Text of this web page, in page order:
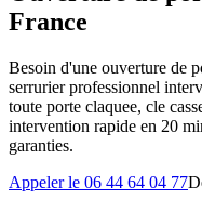
France
Besoin d'une ouverture de
serrurier professionnel
toute porte claquee, cle
intervention rapide en 20
garanties.
Appeler le 06 44 64 04 77